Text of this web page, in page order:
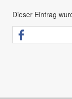
dass sämtliche
Bei allen zum
ist davon
unerheblichen
Dieser Eintrag